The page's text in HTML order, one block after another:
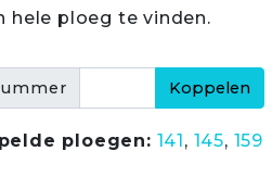
hele ploeg te vinden.
ploegen: 141, 145, 159